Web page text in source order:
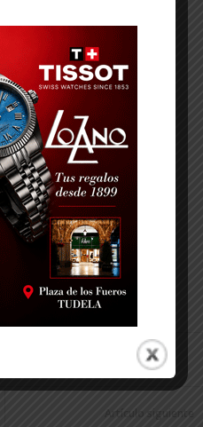
--
Artículo siguiente